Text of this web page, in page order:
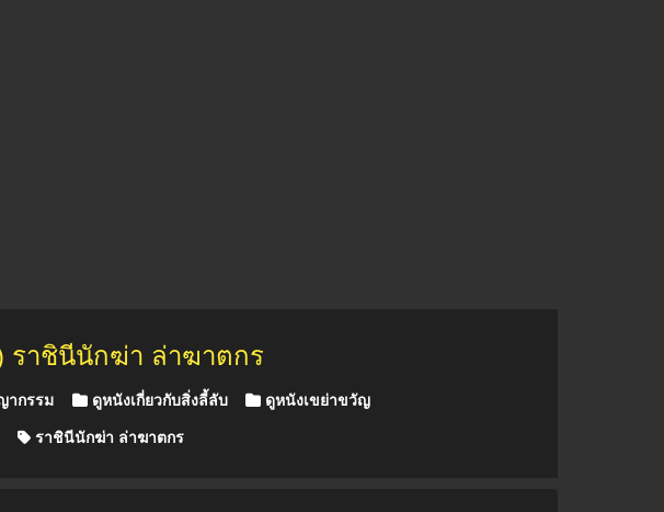
ราชินีนักฆ่า ล่าฆาตกร
ากรรม ดูหนังเกี่ยวกับสิ่งลี้ลับ ดูหนังเขย่าขวัญ
ราชินีนักฆ่า ล่าฆาตกร